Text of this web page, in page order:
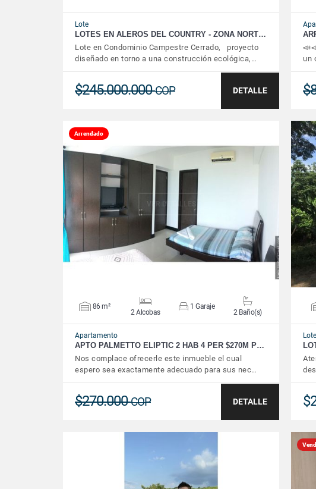
Lote
LOTES EN ALEROS DEL COUNTRY - ZONA NORT…
Lote en Condominio Campestre Cerrado, proyecto
diseñado en torno a una construcción ecológica,…
$245.000.000COP DETALLE
un
Arrendado
VER DETALLES
86 m²
2 Alcobas
1 Garaje
2 Baño(s)
Apartamento
APTO PALMETTO ELIPTIC 2 HAB 4 PER $270M P…
Nos complace ofrecerle este inmueble el cual
espero sea exactamente adecuado para sus nec…
$270.000COP DETALLE
Lote